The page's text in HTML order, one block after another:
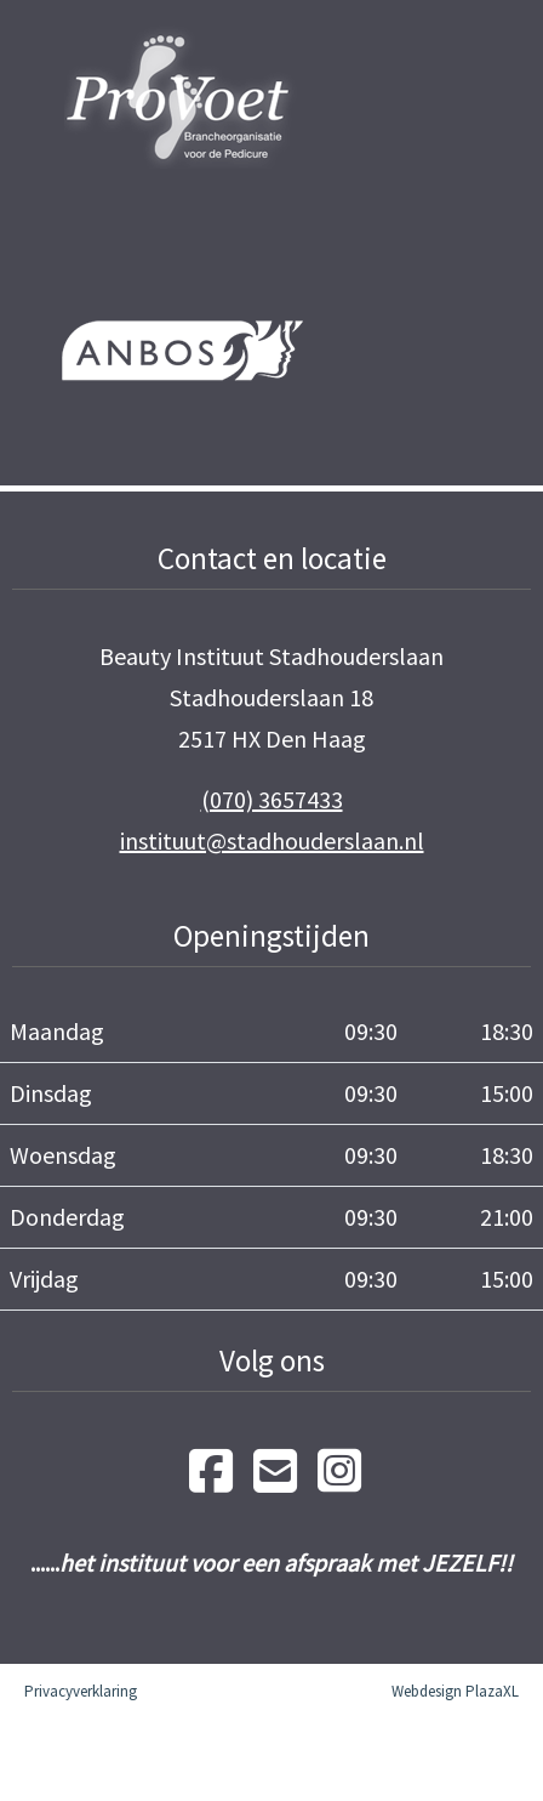
Contact en locatie
Beauty Instituut Stadhouderslaan
Stadhouderslaan 18
2517 HX Den Haag
(070) 3657433
instituut@stadhouderslaan.nl
Openingstijden
Maandag 09:30 18:30
Dinsdag 09:30 15:00
Woensdag 09:30 18:30
Donderdag 09:30 21:00
Vrijdag 09:30 15:00
Volg ons
......het instituut voor een afspraak met JEZELF!!
Privacyverklaring Webdesign PlazaXL